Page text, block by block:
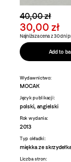
40,00 zł
30,00 zł
Najniższa cena z 30 dni
Add to
Wydawnictwo:
MOCAK
Język publikacji:
polski, angielski
Rok wydania:
2013
Typ okładki:
miękka ze
Liczba stron: